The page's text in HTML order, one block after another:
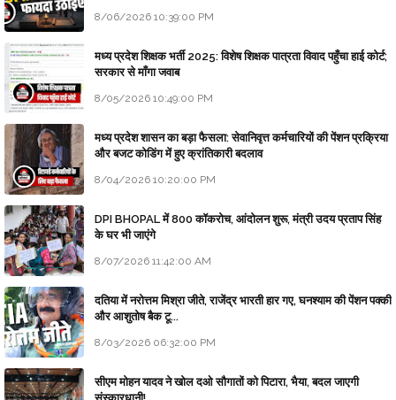
8/06/2026 10:39:00 PM
मध्य प्रदेश शिक्षक भर्ती 2025: विशेष शिक्षक पात्रता विवाद पहुँचा हाई कोर्ट;
सरकार से माँगा जवाब
8/05/2026 10:49:00 PM
मध्य प्रदेश शासन का बड़ा फैसला: सेवानिवृत्त कर्मचारियों की पेंशन प्रक्रिया
और बजट कोडिंग में हुए क्रांतिकारी बदलाव
8/04/2026 10:20:00 PM
DPI BHOPAL में 800 कॉकरोच, आंदोलन शुरू, मंत्री उदय प्रताप सिंह
के घर भी जाएंगे
8/07/2026 11:42:00 AM
दतिया में नरोत्तम मिश्रा जीते, राजेंद्र भारती हार गए, घनश्याम की पेंशन पक्की
और आशुतोष बैक टू...
8/03/2026 06:32:00 PM
सीएम मोहन यादव ने खोल दओ सौगातों को पिटारा, भैया, बदल जाएगी